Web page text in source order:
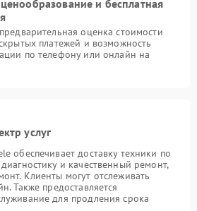
и бесплатная
оценка стоимости
платежей и возможность
по телефону или онлайн на
услуг
обеспечивает доставку техники по
и качественный ремонт,
Клиенты могут отслеживать
Также предоставляется
для продления срока